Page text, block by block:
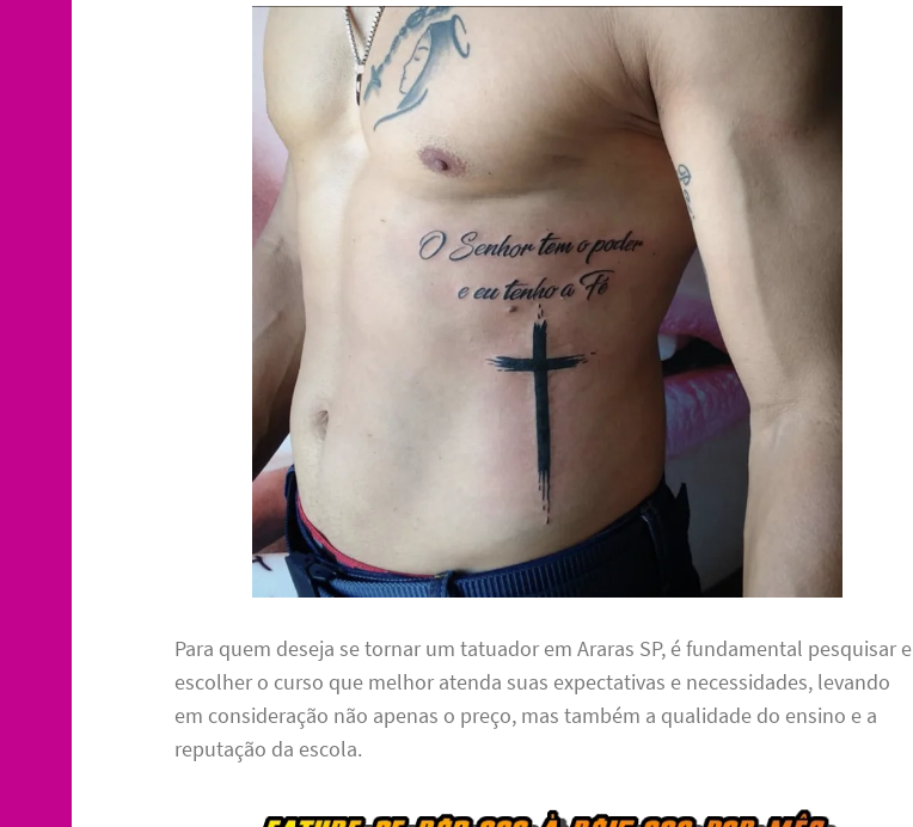
Para quem deseja se tornar um tatuador em Araras SP, é fundamental pesquisar e
escolher o curso que melhor atenda suas expectativas e necessidades, levando
em consideração não apenas o preço, mas também a qualidade do ensino e a
reputação da escola.